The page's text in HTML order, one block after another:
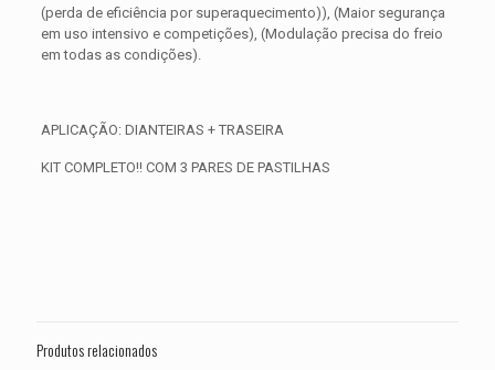
(perda de eficiência por superaquecimento)), (Maior segurança
em uso intensivo e competições), (Modulação precisa do freio
em todas as condições).
APLICAÇÃO: DIANTEIRAS + TRASEIRA
KIT COMPLETO!! COM 3 PARES DE PASTILHAS
ano 2018 2019 2020 2021 2022 2023
Produtos relacionados